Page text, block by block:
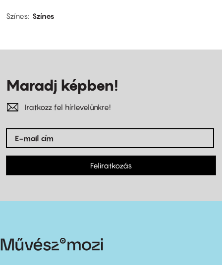
Színes Színes
Maradj képben!
Iratkozz fel hírlevelünkre!
Feliratkozás